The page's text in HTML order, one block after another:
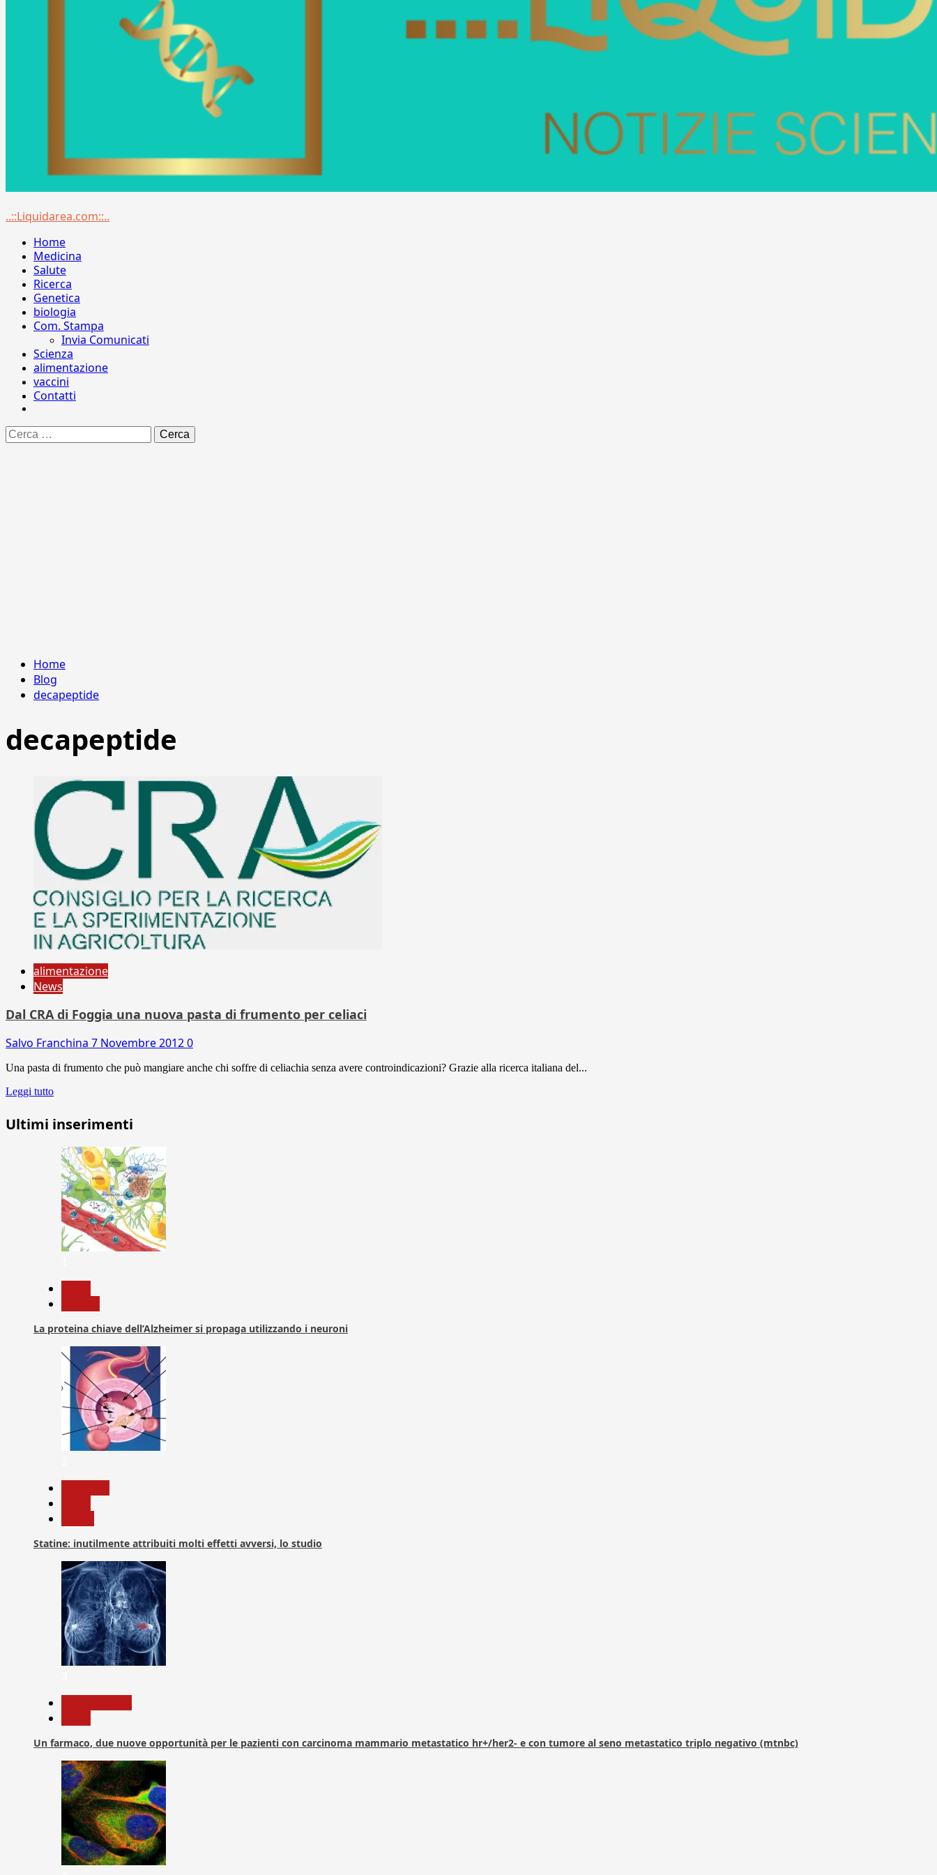
Menu
..::Liquidarea.com::..
Home
Medicina
Salute
Ricerca
Genetica
biologia
Com. Stampa
Invia Comunicati
Scienza
alimentazione
vaccini
Contatti
Ricerca
per:
Home
Blog
decapeptide
decapeptide
alimentazione
News
Dal CRA di Foggia una nuova pasta di frumento per celiaci
Salvo Franchina 7 Novembre 20120
Una pasta di frumento che può mangiare anche chi soffre di celiachia senza avere controindicazioni? Grazie alla ricerca italiana del...
Leggi tutto
Ultimi inserimenti
La proteina chiave dell’Alzheimer si propaga utilizzando i neuroni
Statine: inutilmente attribuiti molti effetti avversi, lo studio
Un farmaco, due nuove opportunità per le pazienti con carcinoma mammario metastatico hr+/her2- e con tumore al seno metastatico triplo negativo (mtnbc)